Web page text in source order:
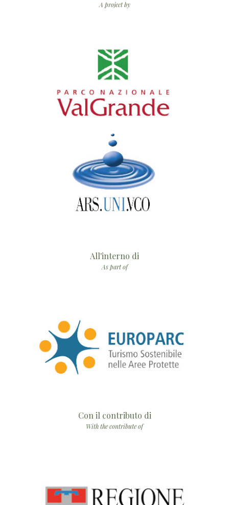
A project by
All'interno di
As part of
Con il contributo di
With the contribute of